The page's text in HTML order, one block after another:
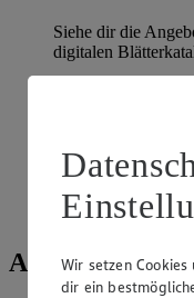
Siehe dir die
digitalen
Super Sommer
Prospekt Super
Angebote der
Wir setzen
dir ein